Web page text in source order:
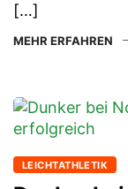
[…]
MEHR ERFAHREN
LEICHTATHLETIK